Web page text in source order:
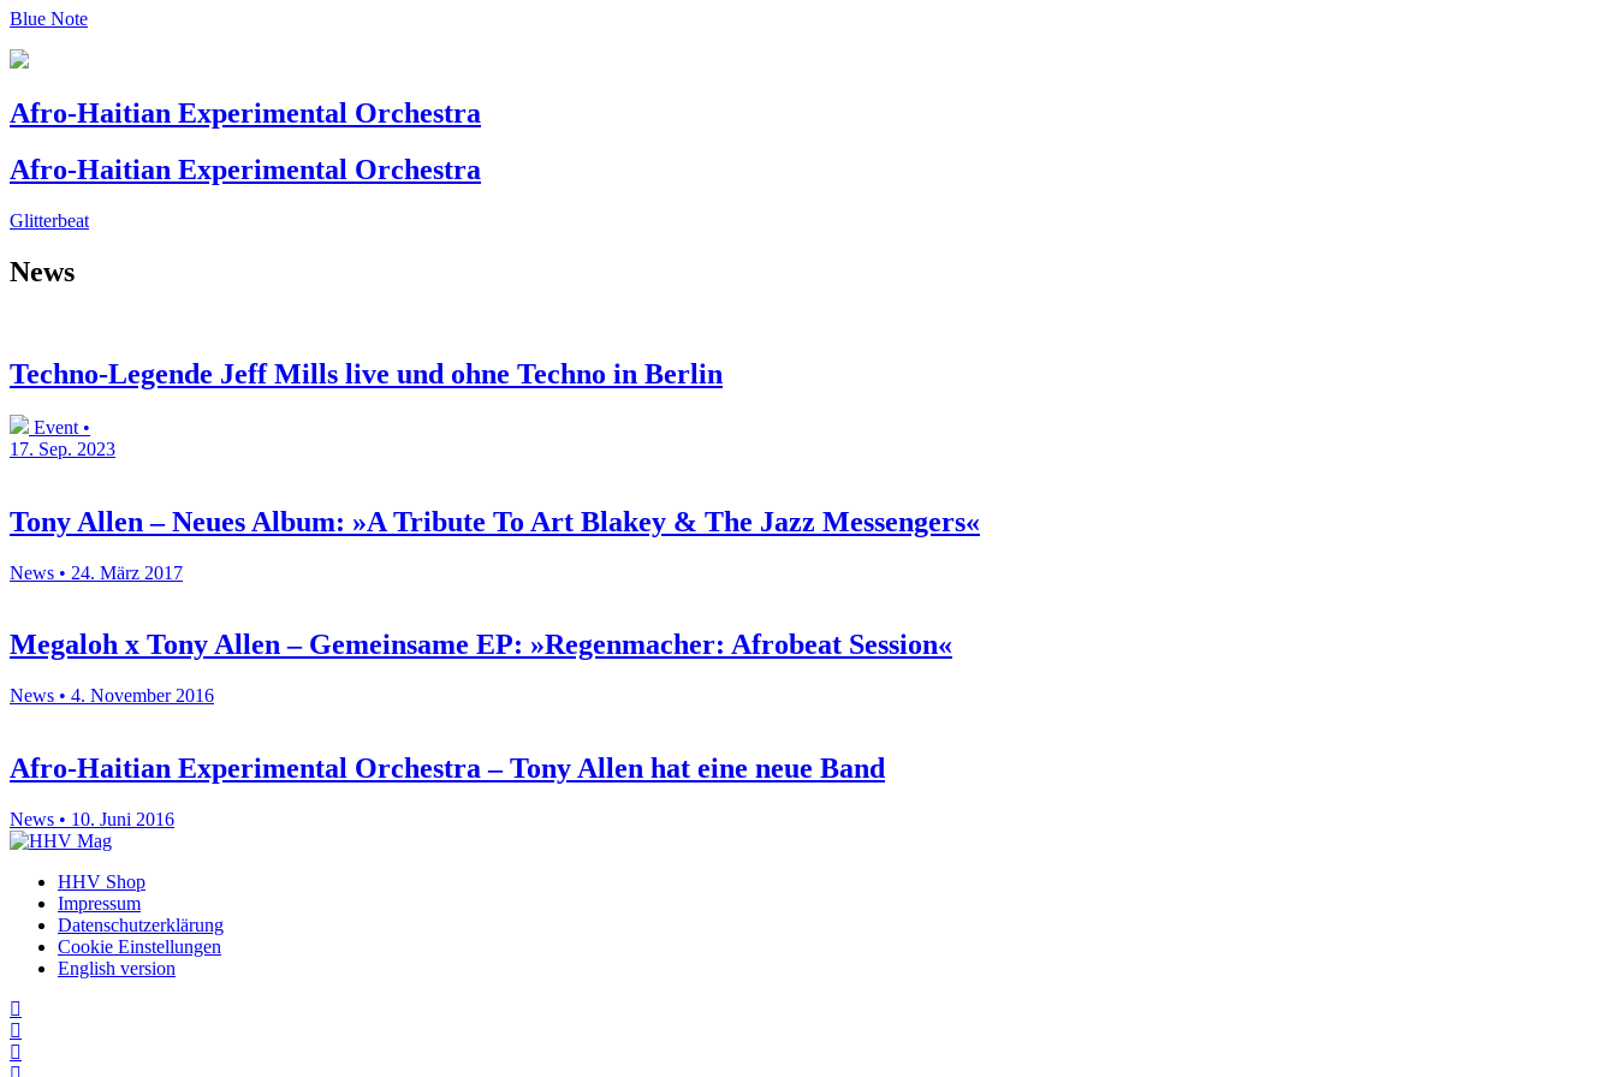
Blue Note
Afro-Haitian Experimental Orchestra
Afro-Haitian Experimental Orchestra
Glitterbeat
News
Techno-Legende Jeff Mills live und ohne Techno in Berlin
Event •
17. Sep. 2023
Tony Allen – Neues Album: »A Tribute To Art Blakey & The Jazz Messengers«
News • 24. März 2017
Megaloh x Tony Allen – Gemeinsame EP: »Regenmacher: Afrobeat Session«
News • 4. November 2016
Afro-Haitian Experimental Orchestra – Tony Allen hat eine neue Band
News • 10. Juni 2016
HHV Shop
Impressum
Datenschutzerklärung
Cookie Einstellungen
English version